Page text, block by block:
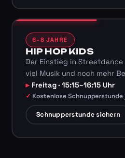
6–8 JAHRE
HIP HOP KIDS
Der Einstieg in
viel Musik und noch mehr
Freitag · 15:15–16:15 Uhr
Kostenlose
Schnupperstunde sichern